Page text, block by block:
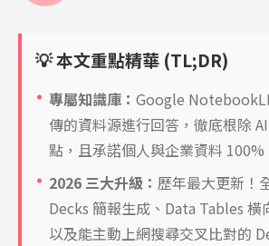
💡 本文重點精華 (TL;DR)
專屬知識庫： Google
傳的資料源進行回答，徹底根除
點，且承諾個人與企業資料 100%
2026 三大升級： 歷年最大更新！
Decks 簡報生成、Data Tables 橫
以及能主動上網搜尋交叉比對的